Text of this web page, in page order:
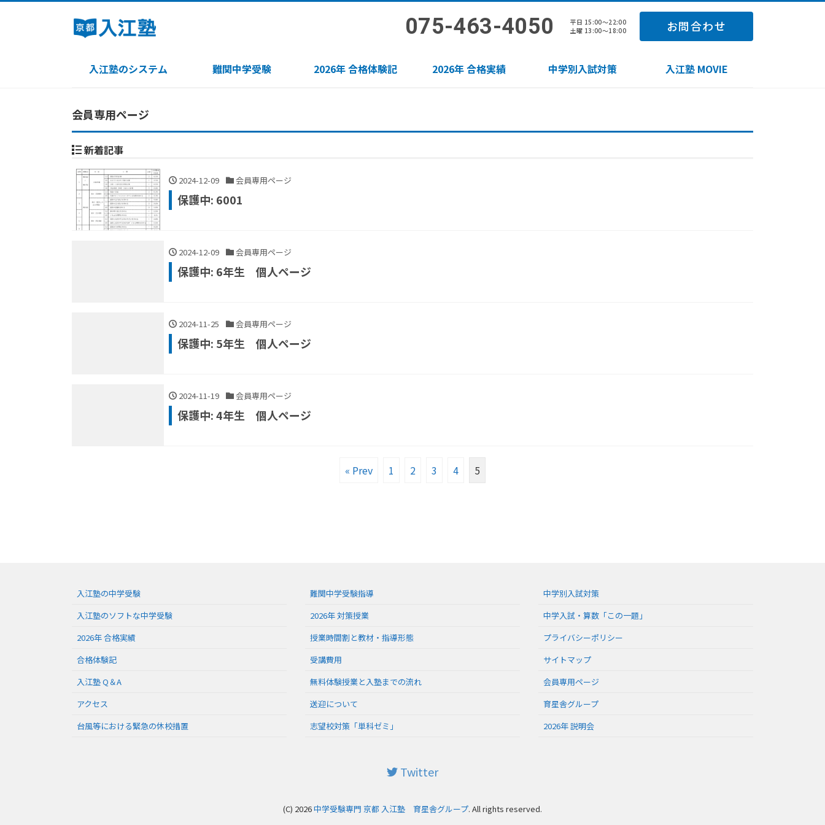
075-463-4050
平日 15:00～22:00
土曜 13:00～18:00
お問合わせ
入江塾のシステム 難関中学受験 2026年 合格体験記 2026年 合格実績 中学別入試対策 入江塾 MOVIE
会員専用ページ
新着記事
2024-12-09 会員専用ページ
保護中: 6001
2024-12-09 会員専用ページ
保護中: 6年生 個人ページ
2024-11-25 会員専用ページ
保護中: 5年生 個人ページ
2024-11-19 会員専用ページ
保護中: 4年生 個人ページ
« Prev 1 2 3 4 5
入江塾の中学受験
入江塾のソフトな中学受験
2026年 合格実績
合格体験記
入江塾 Q＆A
アクセス
台風等における緊急の休校措置
難関中学受験指導
2026年 対策授業
授業時間割と教材・指導形態
受講費用
無料体験授業と入塾までの流れ
送迎について
志望校対策「単科ゼミ」
中学別入試対策
中学入試・算数「この一題」
プライバシーポリシー
サイトマップ
会員専用ページ
育星舎グループ
2026年 説明会
Twitter
(C) 2026中学受験専門 京都 入江塾 育星舎グループ. All rights reserved.